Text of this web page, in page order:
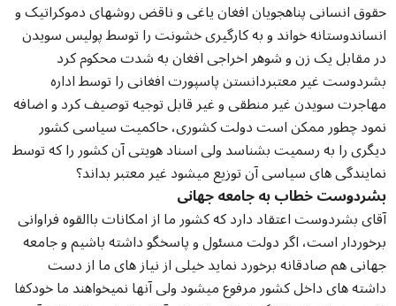
حقوق انسانی پناهجویان افغان یاغی و ناقض روشهای دموکراتیک و
انساندوستانه خواند و به کارگیری خشونت را توسط پولیس سویدن
در مقابل یک زن و شوهر اخراجی افغان به شدت محکوم کرد
بشردوست غیر معتبردانستن پاسپورت افغانی را توسط اداره
مهاجرت سویدن غیر منطقی و غیر قابل توجیه توصیف کرد و اضافه
نمود چطور ممکن است دولت کشوری، حاکمیت سیاسی کشور
دیگری را به رسمیت بشناسد ولی اسناد هویتی آن کشور را که توسط
نمایندگی های سیاسی آن توزیع میشود غیر معتبر بداند؟
بشردوست خطاب به جامعه جهانی
آقای بشردوست اعتقاد دارد که کشور ما از امکانات باالقوه فراوانی
برخوردار است، اگر دولت مسئول و پاسخگو داشته باشیم و جامعه
جهانی هم صادقانه برخورد نماید خیلی از نیاز های ما از دست
داشته های داخل کشور مرفوع میشود ولی آنها نمیخواهند ما خودکفا